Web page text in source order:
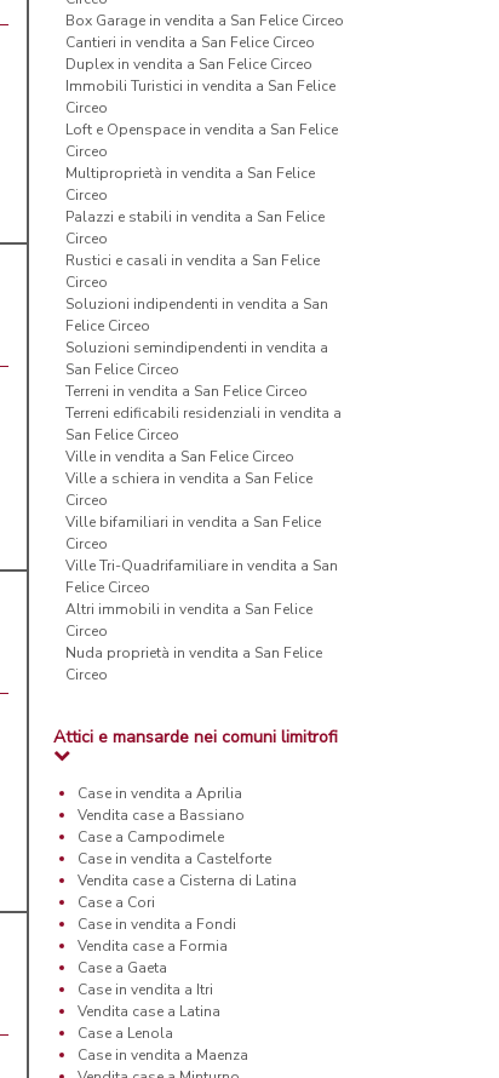
Box Garage in vendita a San Felice Circeo
Cantieri in vendita a San Felice Circeo
Duplex in vendita a San Felice Circeo
Immobili Turistici in vendita a San Felice
Circeo
Loft e Openspace in vendita a San Felice
Circeo
Multiproprietà in vendita a San Felice
Circeo
Palazzi e stabili in vendita a San Felice
Circeo
Rustici e casali in vendita a San Felice
Circeo
Soluzioni indipendenti in vendita a San
Felice Circeo
Soluzioni semindipendenti in vendita a
San Felice Circeo
Terreni in vendita a San Felice Circeo
Terreni edificabili residenziali in vendita a
San Felice Circeo
Ville in vendita a San Felice Circeo
Ville a schiera in vendita a San Felice
Circeo
Ville bifamiliari in vendita a San Felice
Circeo
Ville Tri-Quadrifamiliare in vendita a San
Felice Circeo
Altri immobili in vendita a San Felice
Circeo
Nuda proprietà in vendita a San Felice
Circeo
Attici e mansarde nei comuni limitrofi
Case in vendita a Aprilia
Vendita case a Bassiano
Case a Campodimele
Case in vendita a Castelforte
Vendita case a Cisterna di Latina
Case a Cori
Case in vendita a Fondi
Vendita case a Formia
Case a Gaeta
Case in vendita a Itri
Vendita case a Latina
Case a Lenola
Case in vendita a Maenza